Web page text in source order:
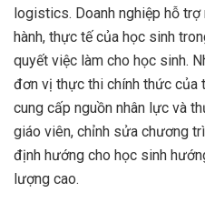
logistics. Doanh nghiệp hỗ
hành, thực tế của học sinh
quyết việc làm cho học sinh.
đơn vị thực thi chính thức
cung cấp nguồn nhân lực và
giáo viên, chỉnh sửa chương
định hướng cho học sinh
lượng cao.